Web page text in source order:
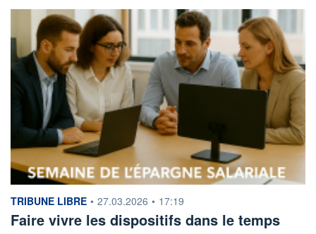
information fournie par
TRIBUNE LIBRE • 27.03.2026 • 17:19
Faire vivre les dispositifs dans le temps